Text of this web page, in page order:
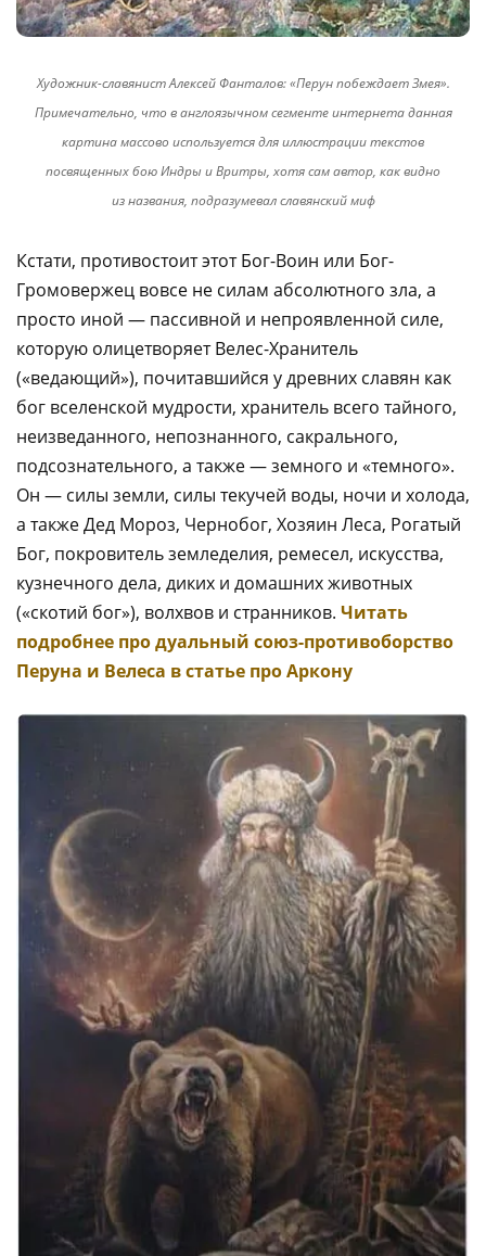
Художник-славянист Алексей Фанталов: «Перун побеждает Змея».
Примечательно, что в англоязычном сегменте интернета данная
картина массово используется для иллюстрации текстов
посвященных бою Индры и Вритры, хотя сам автор, как видно
из названия, подразумевал славянский миф
Кстати, противостоит этот Бог-Воин или Бог-
Громовержец вовсе не силам абсолютного зла, а
просто иной — пассивной и непроявленной силе,
которую олицетворяет Велес-Хранитель
(«ведающий»), почитавшийся у древних славян как
бог вселенской мудрости, хранитель всего тайного,
неизведанного, непознанного, сакрального,
подсознательного, а также — земного и «темного».
Он — силы земли, силы текучей воды, ночи и холода,
а также Дед Мороз, Чернобог, Хозяин Леса, Рогатый
Бог, покровитель земледелия, ремесел, искусства,
кузнечного дела, диких и домашних животных
(«скотий бог»), волхвов и странников. Читать
подробнее про дуальный союз-противоборство
Перуна и Велеса в статье про Аркону